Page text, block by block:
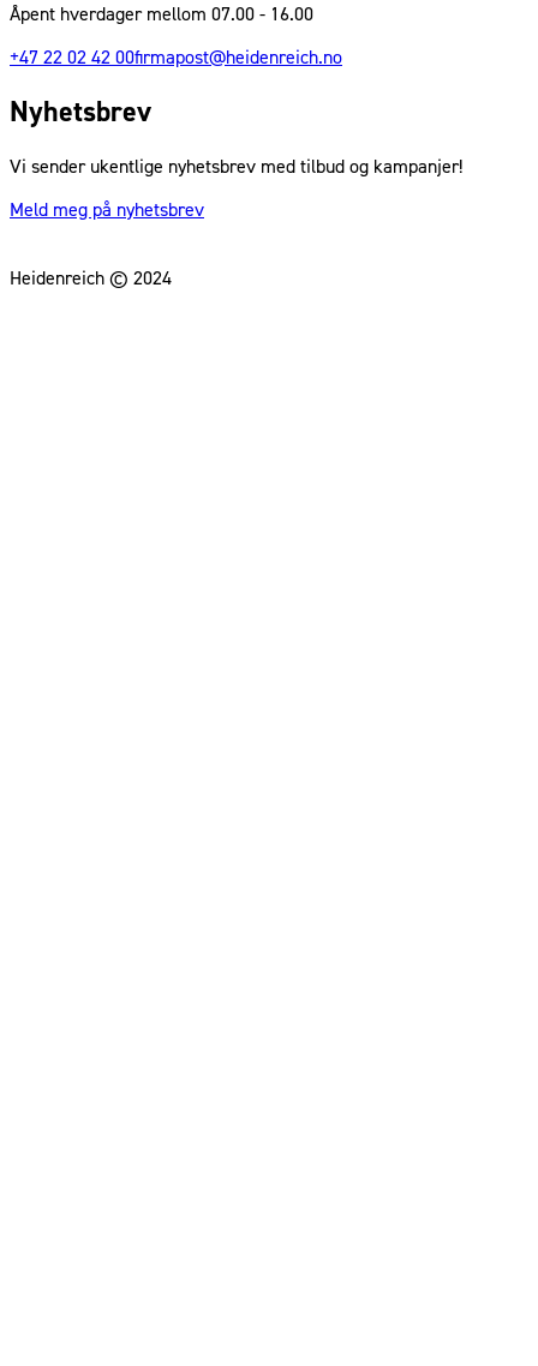
Åpent hverdager mellom 07.00 - 16.00
+47 22 02 42 00firmapost@heidenreich.no
Nyhetsbrev
Vi sender ukentlige nyhetsbrev med tilbud og kampanjer!
Meld meg på nyhetsbrev
Heidenreich © 2024